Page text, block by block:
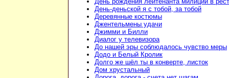
День-деньской я с тобой, за тобой
Деревянные костюмы
Джентельмены удачи
Джимми и Билли
Диалог у телевизора
До нашей эры соблюдалось чувство меры
Додо и Белый Кролик
Долго же шёл ты в конверте, листок
Дом хрустальный